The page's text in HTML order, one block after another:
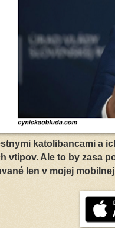
katolibancami a
vtipov. Ale to by zasa
len v mojej